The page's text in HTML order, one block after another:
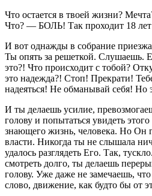
Что остается в твоей жизни?
Что? — БОЛЬ! Так проходит 18
И вот однажды в собрание
Ты опять за решеткой. Слушаешь.
это?! Что происходит с тобой?
это надежда?! Стоп! Прекрати!
надеяться! Не обманывай себя! Но
И ты делаешь усилие,
голову и попытаться увидеть
знающего жизнь, человека. Но Он
власти. Никогда ты не слышала
удалось разглядеть Его. Так,
смотреть долго, ты делаешь
голову. Уже даже не замечаешь,
слово, движение, как будто бы от